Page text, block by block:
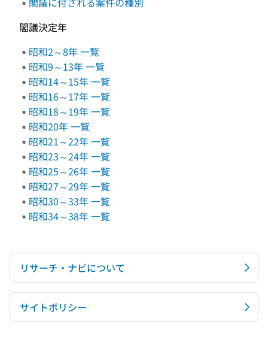
閣議決定年
昭和2～8年 一覧
昭和9～13年 一覧
昭和14～15年 一覧
昭和16～17年 一覧
昭和18～19年 一覧
昭和20年 一覧
昭和21～22年 一覧
昭和23～24年 一覧
昭和25～26年 一覧
昭和27～29年 一覧
昭和30～33年 一覧
昭和34～38年 一覧
リサーチ・ナビについて
サイトポリシー